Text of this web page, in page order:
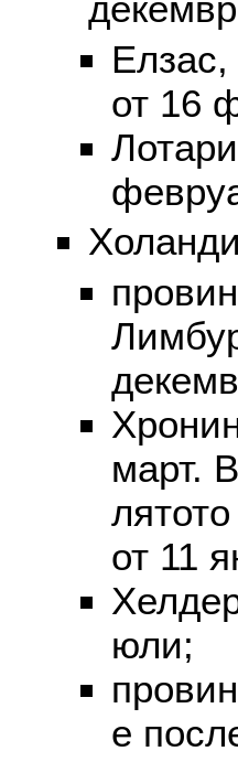
от 16
март.
от 11
юли;
е